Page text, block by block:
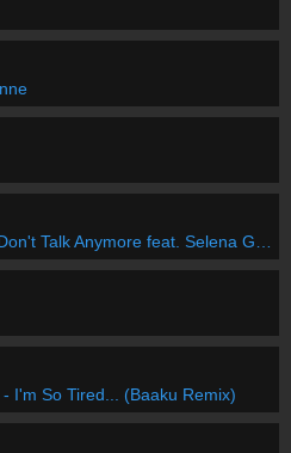
Talk Anymore feat. Selena Gomez
I'm So Tired... (Baaku Remix)